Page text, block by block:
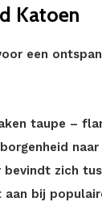
Katoen
een
taupe –
zich
bij